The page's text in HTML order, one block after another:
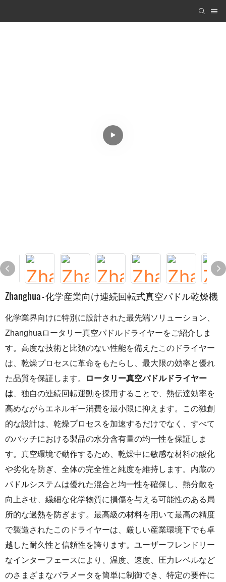
Zhanghua - 化学産業向け連続回転式真空パドル乾燥機
化学業界向けに特別に設計された最先端ソリューション、
Zhanghuaロータリー真空パドルドライヤーをご紹介しま
す。高度な技術と比類のない性能を備えたこのドライヤー
は、乾燥プロセスに革命をもたらし、最大限の効率と優れ
た品質を保証します。
ロータリー真空パドルドライヤー
は 、独自の連続回転運動を採用することで、熱伝達効率を
高めながらエネルギー消費を最小限に抑えます。この独創
的な設計は、乾燥プロセスを加速するだけでなく、すべて
のバッチにおける製品の水分含有量の均一性を保証しま
す。真空環境で動作するため、乾燥中に敏感な材料の酸化
や劣化を防ぎ、全体の完全性と純度を維持します。内蔵の
パドルシステムは優れた混合と均一性を確保し、熱分散を
向上させ、繊細な化学物質に損傷を与える可能性のある局
所的な過熱を防ぎます。最高級の材料を用いて最高の精度
で製造されたこのドライヤーは、厳しい産業環境下でも卓
越した耐久性と信頼性を誇ります。ユーザーフレンドリー
なインターフェースにより、温度、速度、圧力レベルなど
のさまざまなパラメータを簡単に制御でき、特定の要件に